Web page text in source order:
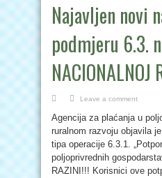
Najavljen novi
podmjeru 6.3.
NACIONALNOJ
Leave a comment
Agencija za plaćanja u
ruralnom razvoju objavila
tipa operacije 6.3.1.
poljoprivrednih
RAZINI!!! Korisnici ove